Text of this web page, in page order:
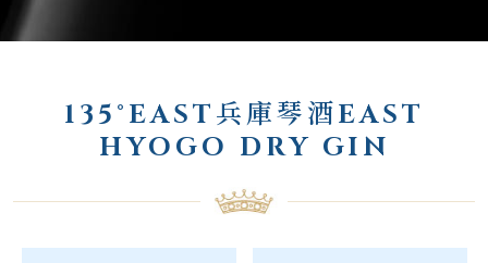
135°EAST兵庫琴酒EAST
HYOGO DRY GIN